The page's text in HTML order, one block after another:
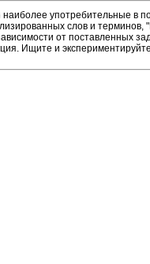
употребительные в
слов и
от поставленных
Ищите и